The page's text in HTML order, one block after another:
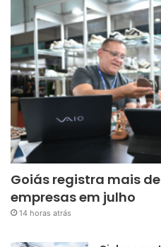
Goiás registra mais
empresas em julho
14 horas atrás